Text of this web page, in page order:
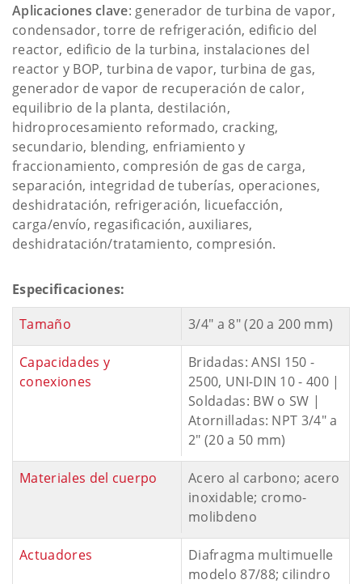
Aplicaciones clave: generador de turbina de vapor,
condensador, torre de refrigeración, edificio del
reactor, edificio de la turbina, instalaciones del
reactor y BOP, turbina de vapor, turbina de gas,
generador de vapor de recuperación de calor,
equilibrio de la planta, destilación,
hidroprocesamiento reformado, cracking,
secundario, blending, enfriamiento y
fraccionamiento, compresión de gas de carga,
separación, integridad de tuberías, operaciones,
deshidratación, refrigeración, licuefacción,
carga/envío, regasificación, auxiliares,
deshidratación/tratamiento, compresión.
Especificaciones:
Tamaño
3/4" a 8" (20 a 200 mm)
Capacidades y
conexiones
Bridadas: ANSI 150 -
2500, UNI-DIN 10 - 400 |
Soldadas: BW o SW |
Atornilladas: NPT 3/4" a
2" (20 a 50 mm)
Materiales del cuerpo
Acero al carbono; acero
inoxidable; cromo-
molibdeno
Actuadores
Diafragma multimuelle
modelo 87/88; cilindro